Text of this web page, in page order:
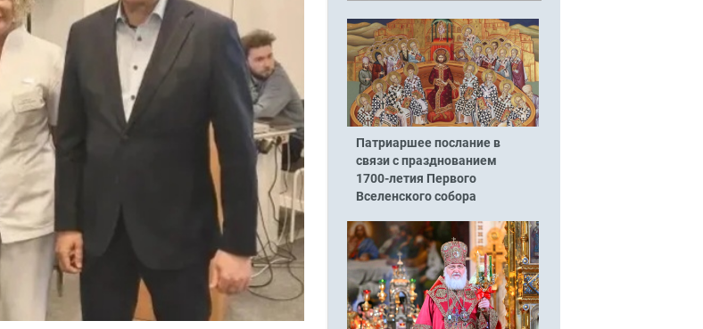
Патриаршее послание в
связи с празднованием
1700-летия Первого
Вселенского собора